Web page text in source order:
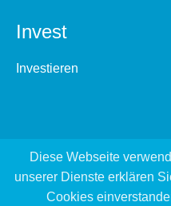
Invest
Investieren
Diese Webseite
unserer Dienste erklären
Cookies